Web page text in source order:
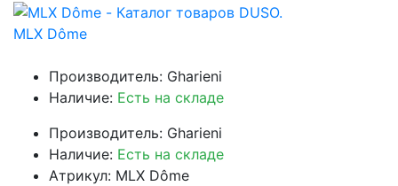
MLX Dôme
Производитель: Gharieni
Наличие: Есть на складе
Производитель: Gharieni
Наличие: Есть на складе
Атрикул: MLX Dôme